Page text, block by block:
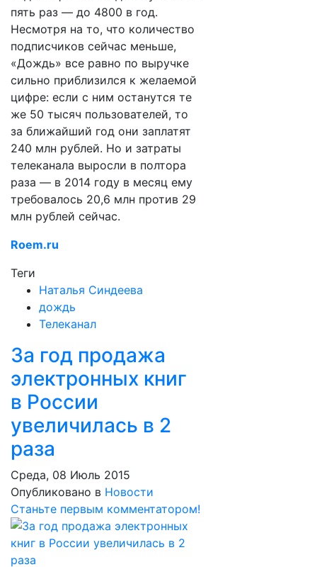
пять раз — до 4800 в год.
Несмотря на то, что количество
подписчиков сейчас меньше,
«Дождь» все равно по выручке
сильно приблизился к желаемой
цифре: если с ним останутся те
же 50 тысяч пользователей, то
за ближайший год они заплатят
240 млн рублей. Но и затраты
телеканала выросли в полтора
раза — в 2014 году в месяц ему
требовалось 20,6 млн против 29
млн рублей сейчас.
Roem.ru
Теги
Наталья Синдеева
дождь
Телеканал
За год продажа
электронных книг
в России
увеличилась в 2
раза
Среда, 08 Июль 2015
Опубликовано в Новости
Станьте первым комментатором!